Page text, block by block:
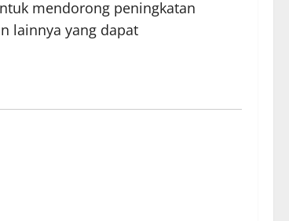
mendorong peningkatan
lainnya yang dapat